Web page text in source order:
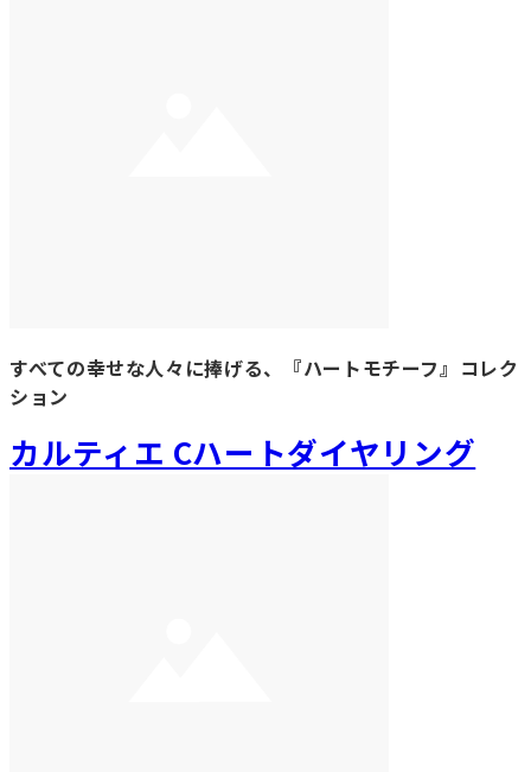
すべての幸せな人々に捧げる、『ハートモチーフ』コレク
ション
カルティエ Cハートダイヤリング